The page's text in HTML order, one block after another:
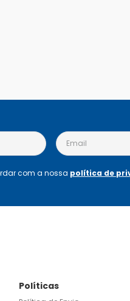
com a nossa política de
Políticas